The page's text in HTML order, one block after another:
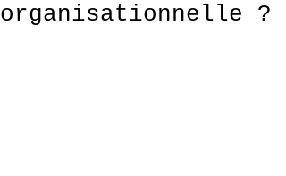
organisationnelle ?